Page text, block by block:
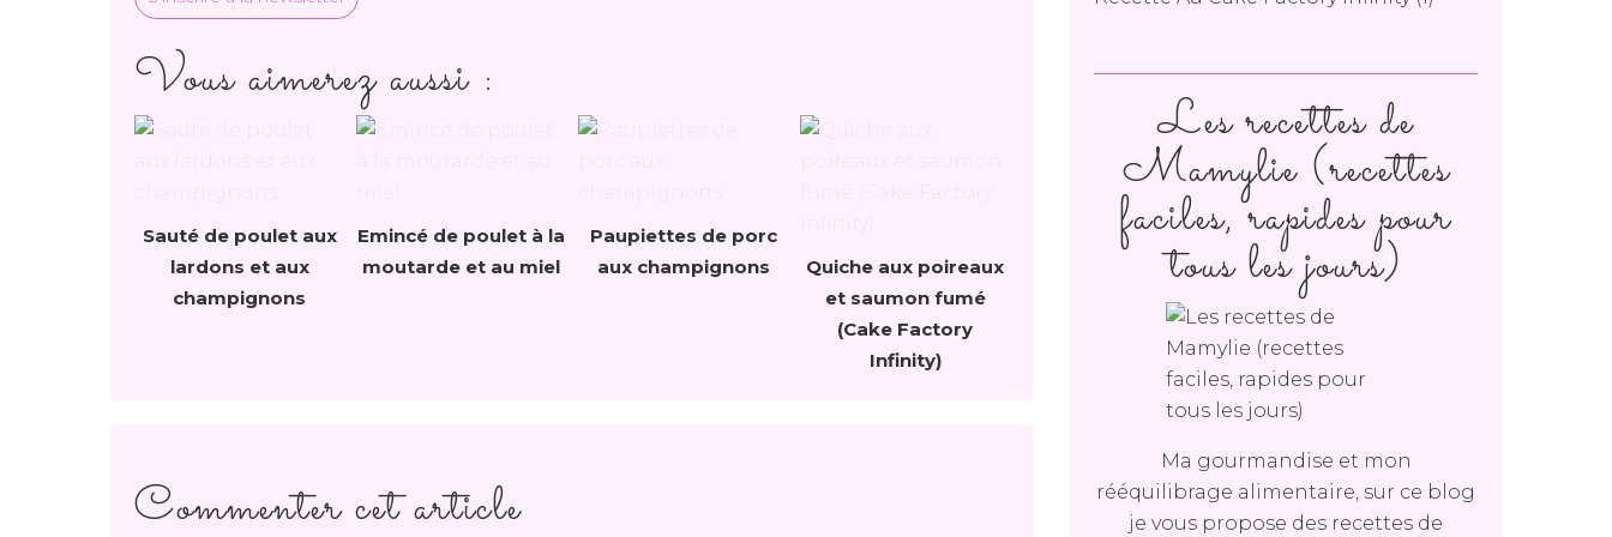
Vous aimerez aussi :
Sauté de poulet aux
lardons et aux
champignons
Emincé de poulet à la
moutarde et au miel
Paupiettes de porc
aux champignons
Quiche aux poireaux
et saumon fumé
(Cake Factory
Infinity)
Commenter cet article
Les recettes de
Mamylie (recettes
faciles, rapides pour
tous les jours)
Ma gourmandise et mon
rééquilibrage alimentaire, sur ce blog
je vous propose des recettes de